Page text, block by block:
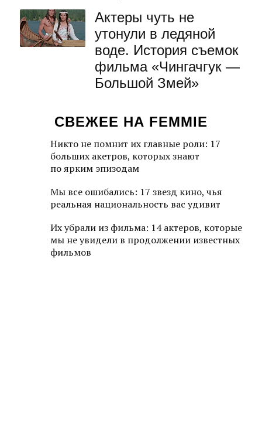
Актеры чуть не
утонули в ледяной
воде. История съемок
фильма «Чингачгук —
Большой Змей»
СВЕЖЕЕ НА FEMMIE
Никто не помнит их главные роли: 17
больших акетров, которых знают
по ярким эпизодам
Мы все ошибались: 17 звезд кино, чья
реальная национальность вас удивит
Их убрали из фильма: 14 актеров, которые
мы не увидели в продолжении известных
фильмов